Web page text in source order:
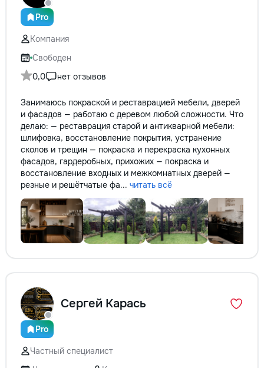
reparație veți rămâne cu schema
comunicațiilor ascunse și
fotografiile tuturor etapelor
importante. Curățenie
profesională Predăm
apartamentul complet pregătit
pentru locuit – curat, fără praf și
Prețuri orientative pentru
materiale: Prețurile depind de țara
producătorului, brand, colecție și
categoria produsului. Gresie
porțelanată – de la 350–800+
lei/m² Laminat – de la 180–450+
lei/m² Materiale pentru lucrări
brute – de la 1 500–2 500 lei/m²
de apartament Uși interioare – de
la 2 500–7 000+ lei/set Tavan
extensibil – de la 120–200 lei/m²
Calitatea noastră – confortul
dumneavoastră! Realizăm
la fiecare detaliu. Contactați-ne
pentru o consultație gratuită și un
deviz fără obligații: 069 376 542
+373 603 31 178 Viber | WhatsApp
| Telegram Disponibili zilnic pentru
consultații și programări. Deviz
gratuit Consultanță profesională
Soluții pentru orice buget
Pro
Компания
Свободен
0,0
нет отзывов
Занимаюсь покраской и реставрацией мебели, дверей
и фасадов — работаю с деревом любой сложности. Что
делаю: — реставрация старой и антикварной мебели:
шлифовка, восстановление покрытия, устранение
сколов и трещин — покраска и перекраска кухонных
фасадов, гардеробных, прихожих — покраска и
восстановление входных и межкомнатных дверей —
резные и решётчатые фа... читать всё
Pro
Сергей Карась
Частный специалист